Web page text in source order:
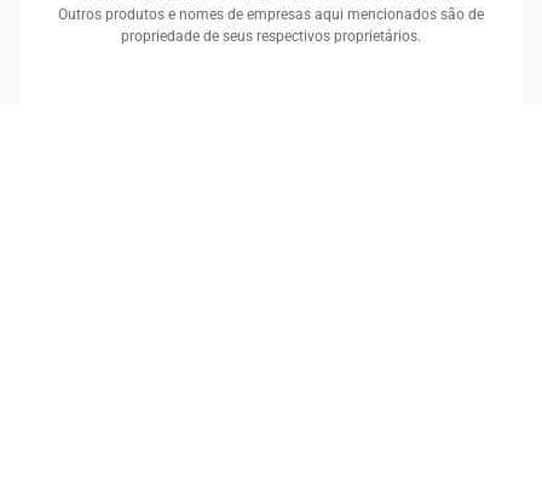
Outros produtos e nomes de empresas aqui mencionados são de
propriedade de seus respectivos proprietários.